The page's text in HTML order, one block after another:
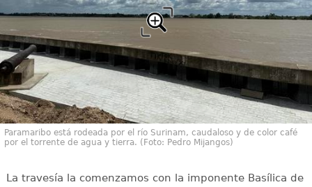
Paramaribo está rodeada por el río Surinam, caudaloso y de color café
por el torrente de agua y tierra. (Foto: Pedro Mijangos)
La travesía la comenzamos con la imponente Basílica de